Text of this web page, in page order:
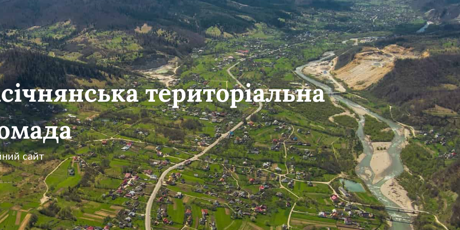
територіальна
сайт